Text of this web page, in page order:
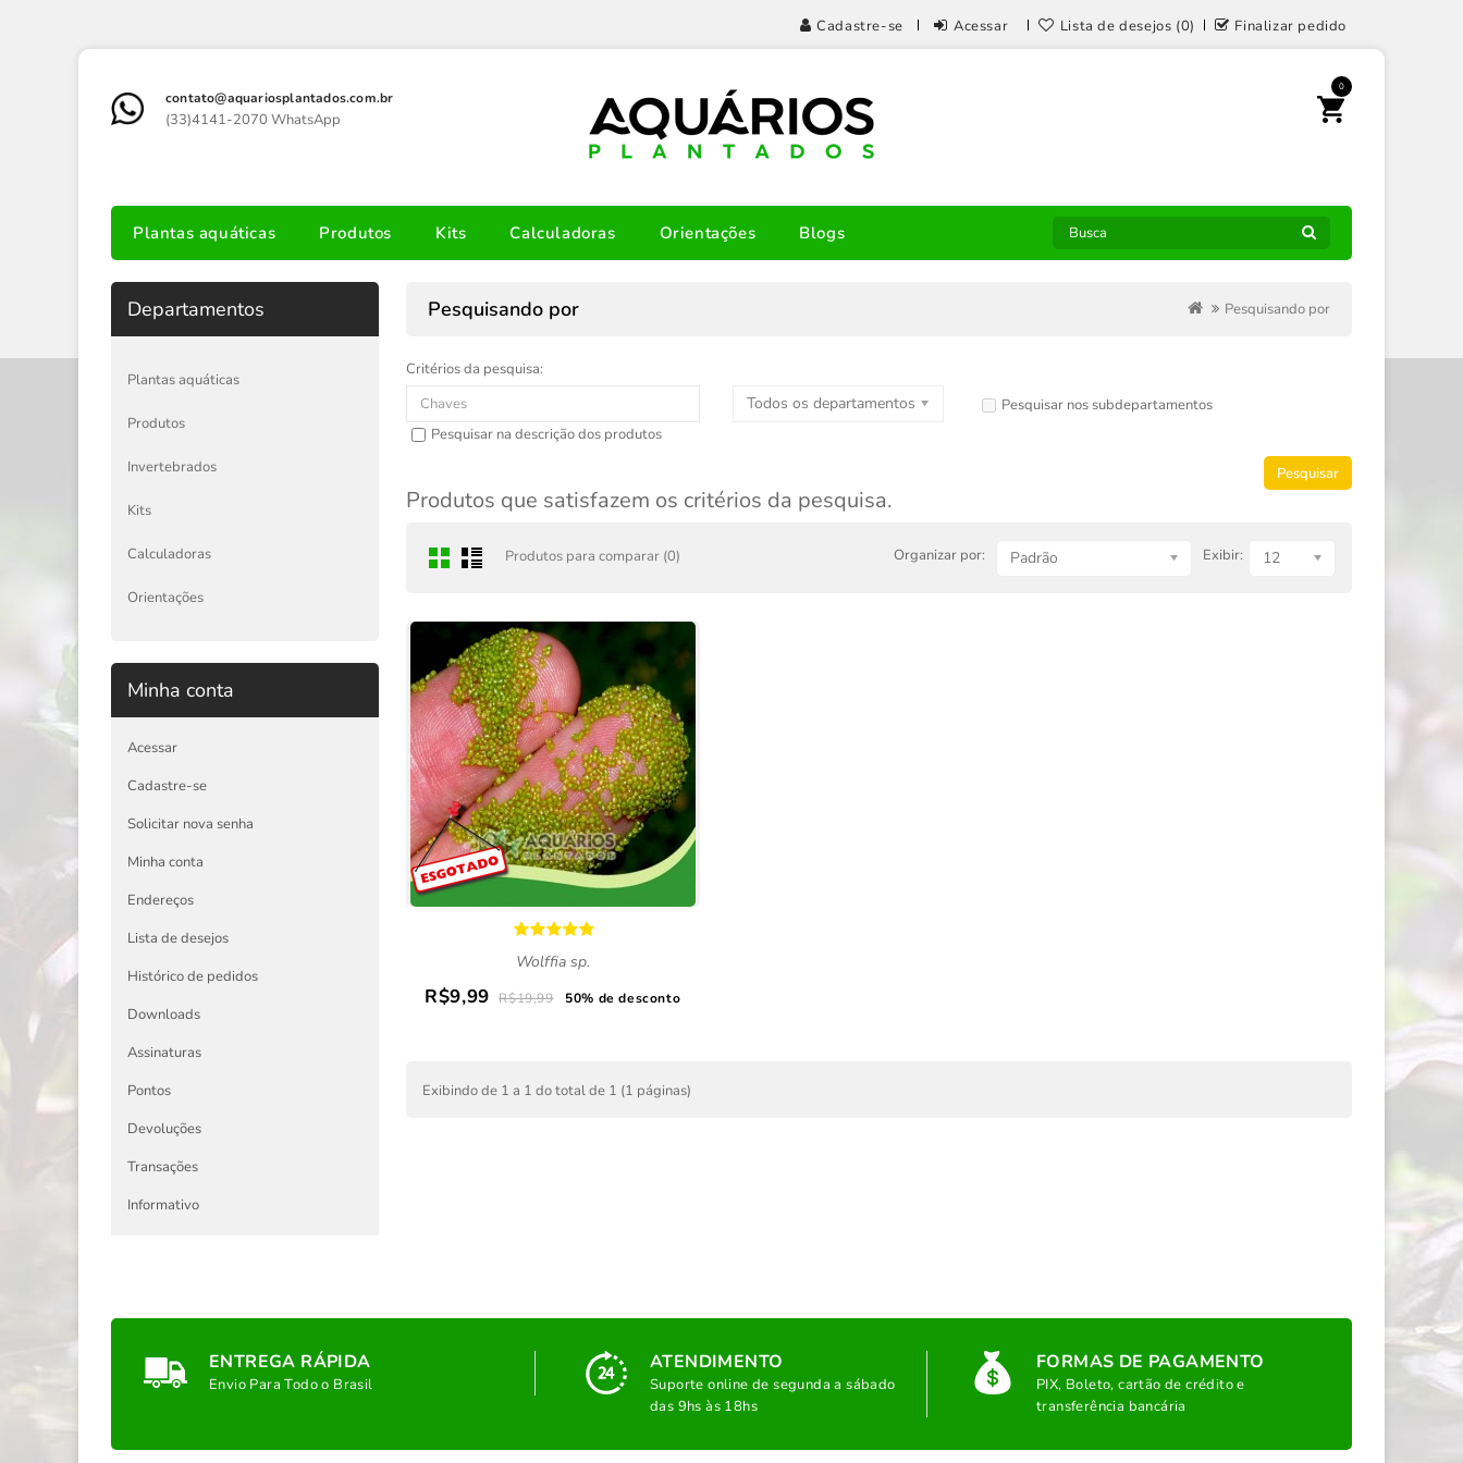
Cadastre-se Acessar Lista de desejos (0) Finalizar pedido
contato@aquariosplantados.com.br
(33)4141-2070 WhatsApp
0
Plantas aquáticas Produtos Kits Calculadoras Orientações Blogs
Departamentos
Plantas aquáticas
Produtos
Invertebrados
Kits
Calculadoras
Orientações
Minha conta
Acessar
Cadastre-se
Solicitar nova senha
Minha conta
Endereços
Lista de desejos
Histórico de pedidos
Downloads
Assinaturas
Pontos
Devoluções
Transações
Informativo
Pesquisando por Pesquisando por
Critérios da pesquisa:
Todos os departamentos
Pesquisar nos subdepartamentos
Pesquisar na descrição dos produtos
Produtos que satisfazem os critérios da pesquisa.
Produtos para comparar (0) Organizar por: Padrão Exibir: 12
Wolffia sp.
R$9,99 R$19,99 50% de desconto
Exibindo de 1 a 1 do total de 1 (1 páginas)
ENTREGA RÁPIDA
Envio Para Todo o Brasil
ATENDIMENTO
Suporte online de segunda a sábado
das 9hs às 18hs
FORMAS DE PAGAMENTO
PIX, Boleto, cartão de crédito e
transferência bancária